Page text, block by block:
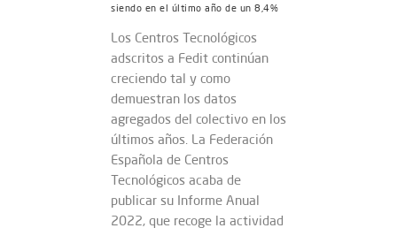
siendo en el último año de un 8,4%
Los Centros Tecnológicos
adscritos a Fedit continúan
creciendo tal y como
demuestran los datos
agregados del colectivo en los
últimos años. La Federación
Española de Centros
Tecnológicos acaba de
publicar su Informe Anual
2022, que recoge la actividad